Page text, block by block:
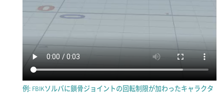
例: FBIKソルバに鎖骨ジョイントの回転制限が加わったキャラクタ